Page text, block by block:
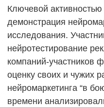
Ключевой
демонстрация
исследования.
нейротестирование
компаний-участников
оценку своих и чужих
нейромаркетинга “в
времени